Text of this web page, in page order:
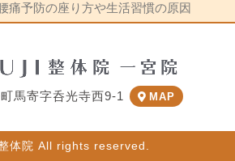
痛予防の座り方や生活習慣の原因
馬寄字呑光寺西9-1 MAP
体院 All rights reserved.